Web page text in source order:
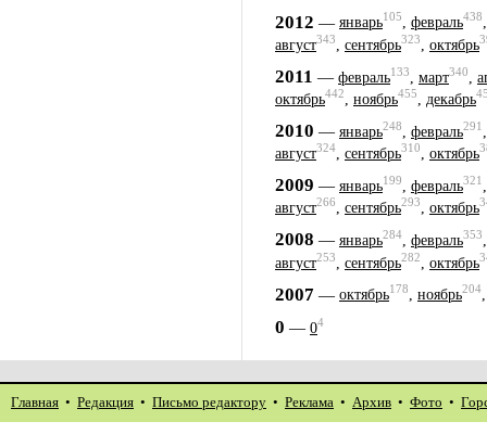
2012 — январь105, февраль438
август343, сентябрь323, октябрь
2011 — февраль133 март340
октябрь442, ноябрь455, декабрь
2010 — январь248 февраль291
август324, сентябрь310, октябрь
2009 — январь199 февраль321
август266, сентябрь293, октябрь
2008 — январь284 февраль353
август253 сентябрь282 октябрь
2007 — октябрь178, ноябрь204
0 — 04
Главная • Редакция • Письмо редактору • Реклама • Архив • Фото •